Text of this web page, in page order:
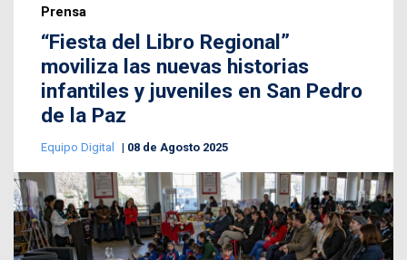
Prensa
“Fiesta del Libro Regional”
moviliza las nuevas historias
infantiles y juveniles en San Pedro
de la Paz
Equipo Digital 08 de Agosto 2025